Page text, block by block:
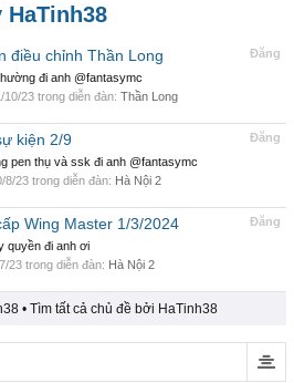
HaTinh38
Đăng
điều chỉnh Thần Long
đi anh @fantasymc
10/23trong diễn đàn: Thần Long
Đăng
kiện 2/9
pen thụ và ssk đi anh @fantasymc
8/23trong diễn đàn: Hà Nội 2
Đăng
Wing Master 1/3/2024
quyền đi anh ơi
23trong diễn đàn: Hà Nội 2
Tìm tất cả chủ đề bởi HaTinh38